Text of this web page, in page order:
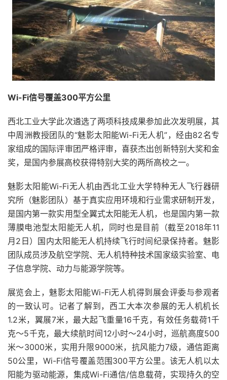
Wi-Fi信号覆盖300平方公里
西北工业大学此次遴选了两项科技成果参加此次发明展，其
中周洲教授团队的“魅影太阳能Wi-Fi无人机”，经由82名专
家组成的国际评审团严格评审，喜获杰出创新特别大奖和金
奖，是国内参展高校获得特别大奖的两所高校之一。
魅影太阳能Wi-Fi无人机由西北工业大学特种无人飞行器研
究所（魅影团队）基于真实应用环境和行业需求研制开发，
是国内第一款实用型全翼式太阳能无人机，也是国内第一款
薄膜电池型太阳能无人机，同时也是目前（截至2018年11
月2日）国内太阳能无人机持续飞行时间纪录保持者。魅影
团队成员涉及航空学院、无人机特种技术国家级实验室、电
子信息学院、动力与能源学院等。
展览会上，魅影太阳能Wi-Fi无人机得到展会评委与参观者
的一致认可。记者了解到，西工大本次参展的无人机机长
1.2米，翼展7米，最大起飞重量16千克，有效任务载荷1千
克～5千克，最大续航时间12小时～24小时，巡航高度500
米～3000米，实用升限9000米，抗风能力7级，通信距离
50公里，Wi-Fi信号覆盖范围300平方公里。该无人机以太
阳能为驱动能源，集成Wi-Fi通信/信息载荷，实现持久的空